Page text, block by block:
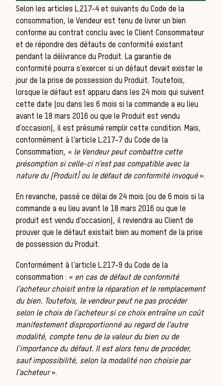
de
Selon les articles L.217-4 et suivants du Code de la
consommation, le Vendeur est tenu de livrer un bien
conforme au contrat conclu avec le Client Consommateur
et de répondre des défauts de conformité existant
pendant la délivrance du Produit. La garantie de
conformité pourra s’exercer si un défaut devait exister le
jour de la prise de possession du Produit. Toutefois,
lorsque le défaut est apparu dans les 24 mois qui suivent
cette date (ou dans les 6 mois si la commande a eu lieu
avant le 18 mars 2016 ou que le Produit est vendu
d’occasion), il est présumé remplir cette condition. Mais,
conformément à l’article L.217-7 du Code de la
Consommation, « le Vendeur peut combattre cette
présomption si celle-ci n’est pas compatible avec la
nature du [Produit] ou le défaut de conformité invoqué».
En revanche, passé ce délai de 24 mois (ou de 6 mois si la
commande a eu lieu avant le 18 mars 2016 ou que le
produit est vendu d’occasion), il reviendra au Client de
prouver que le défaut existait bien au moment de la prise
de possession du Produit.
Conformément à l’article L.217-9 du Code de la
consommation : « en cas de défaut de conformité
l’acheteur choisit entre la réparation et le remplacement
du bien. Toutefois, le vendeur peut ne pas procéder
selon le choix de l’acheteur si ce choix entraîne un coût
manifestement disproportionné au regard de l’autre
modalité, compte tenu de la valeur du bien ou de
l’importance du défaut. Il est alors tenu de procéder,
sauf impossibilité, selon la modalité non choisie par
l’acheteur».